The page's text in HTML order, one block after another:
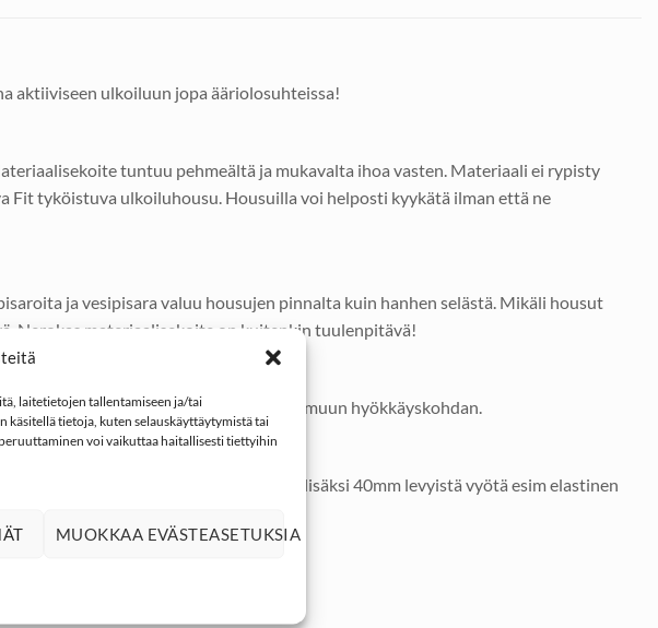
laitetietojen tallentamiseen ja/tai
käsitellä tietoja, kuten selauskäyttäytymistä tai
voi vaikuttaa haitallisesti tiettyihin
MUOKKAA EVÄSTEASETUKSIA
aktiiviseen ulkoiluun jopa ääriolosuhteissa!
tuntuu pehmeältä ja mukavalta ihoa vasten. Materiaali ei rypisty
Fit tyköistuva ulkoiluhousu. Housuilla voi helposti kyykätä ilman että ne
ja vesipisara valuu housujen pinnalta kuin hanhen selästä. Mikäli housut
Nerokas materiaalisekoite on kuitenkin tuulenpitävä!
vaan verenimijä joutuu etsimään muun hyökkäyskohdan.
Housuissa voidaan käyttää lisäksi 40mm levyistä vyötä esim elastinen
päälle sopivaan mittaan.